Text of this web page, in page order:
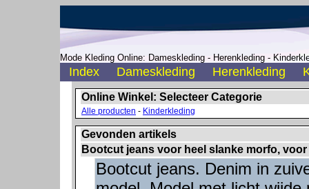
Mode Kleding Online: Dameskleding - Herenkleding -
Index Dameskleding Herenkleding
Online Winkel: Selecteer Categorie
Alle producten - Kinderkleding
Gevonden artikels
Bootcut jeans voor heel slanke morfo,
Bootcut jeans. Denim in